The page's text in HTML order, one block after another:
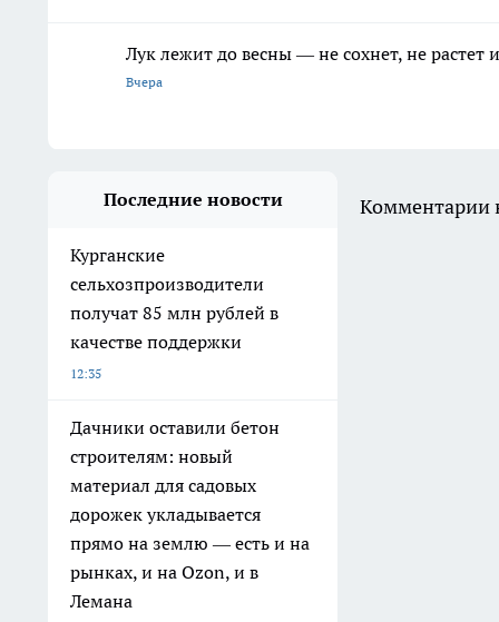
Лук лежит до весны — не сохнет, не
Вчера
Последние новости
Курганские
сельхозпроизводители
получат 85 млн рублей в
качестве поддержки
12:35
Дачники оставили бетон
строителям: новый
материал для садовых
дорожек укладывается
прямо на землю — есть и на
рынках, и на Ozon, и в
Лемана
Комментарии